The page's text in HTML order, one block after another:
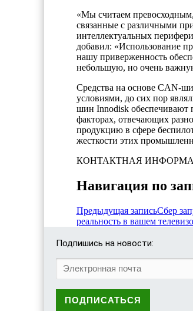
«Мы считаем
связанные с различными
интеллектуальных
добавил: «Использование
нашу приверженность
небольшую, но очень
Средства на основе CAN-
условиями, до сих пор
шин Innodisk обеспечивают
факторах, отвечающих
продукцию в сфере
жесткости этих
КОНТАКТНАЯ
Навигация по
Предыдущая записьСбер
реальность в вашем
Подпишись на новости: